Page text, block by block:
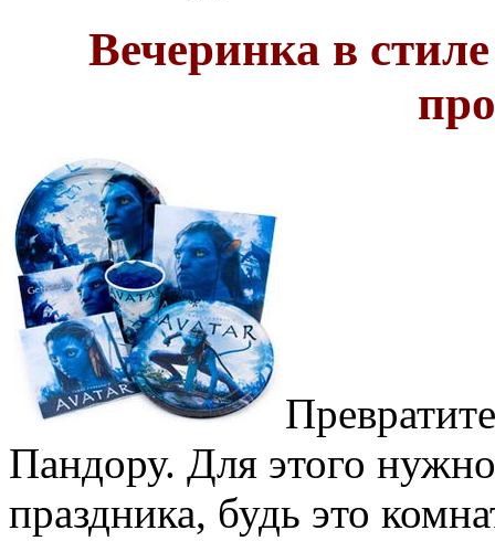
Вечеринка в
Пандору. Для этого
праздника, будь это